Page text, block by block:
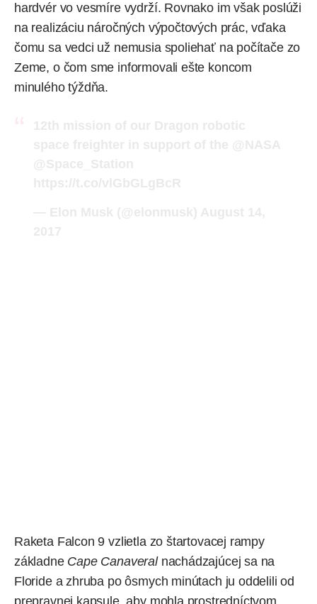
hardvér vo vesmíre vydrží. Rovnako im však poslúži
na realizáciu náročných výpočtových prác, vďaka
čomu sa vedci už nemusia spoliehať na počítače zo
Zeme, o čom sme informovali ešte koncom
minulého týždňa.
Raketa Falcon 9 vzlietla zo štartovacej rampy
základne Cape Canaveralnachádzajúcej sa na
Floride a zhruba po ôsmych minútach ju oddelili od
prepravnej kapsule, aby mohla prostredníctvom